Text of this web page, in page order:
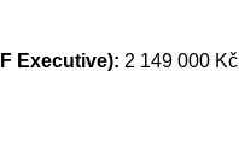
Executive): 2 149 000 Kč